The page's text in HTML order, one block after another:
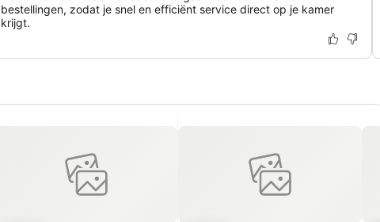
bestellingen, zodat je snel en efficiënt service direct op je kamer
krijgt.